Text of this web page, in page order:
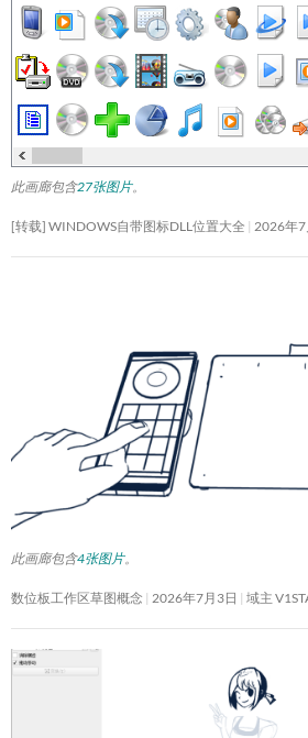
此画廊包含27张图片。
[转载] WINDOWS自带图标DLL位置大全 2026年7
此画廊包含4张图片。
数位板工作区草图概念 2026年7月3日 域主